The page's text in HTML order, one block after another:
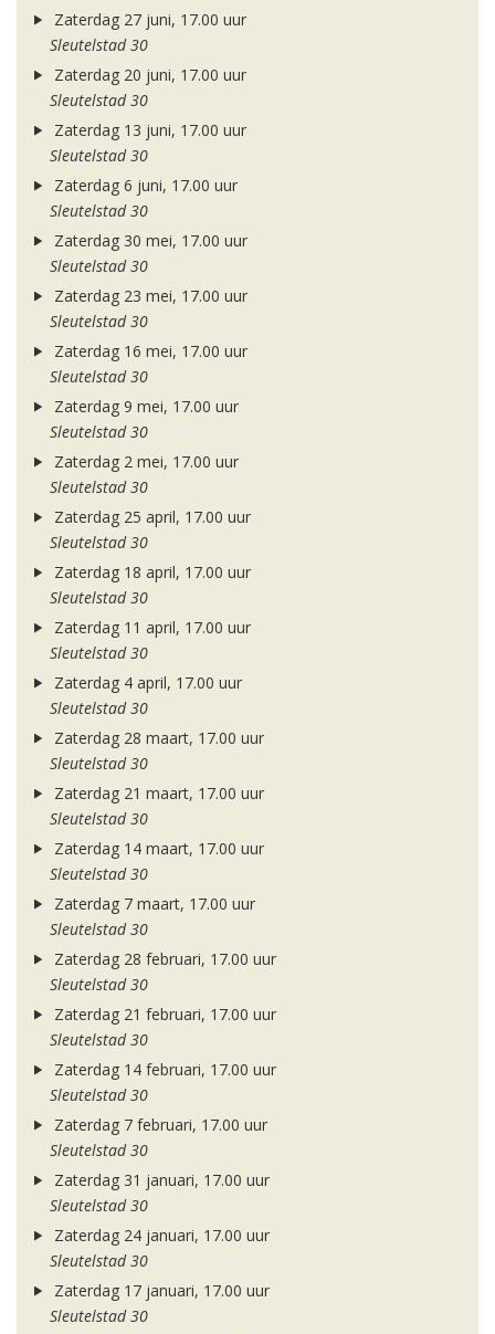
Zaterdag 27 juni, 17.00 uur
Sleutelstad 30
Zaterdag 20 juni, 17.00 uur
Sleutelstad 30
Zaterdag 13 juni, 17.00 uur
Sleutelstad 30
Zaterdag 6 juni, 17.00 uur
Sleutelstad 30
Zaterdag 30 mei, 17.00 uur
Sleutelstad 30
Zaterdag 23 mei, 17.00 uur
Sleutelstad 30
Zaterdag 16 mei, 17.00 uur
Sleutelstad 30
Zaterdag 9 mei, 17.00 uur
Sleutelstad 30
Zaterdag 2 mei, 17.00 uur
Sleutelstad 30
Zaterdag 25 april, 17.00 uur
Sleutelstad 30
Zaterdag 18 april, 17.00 uur
Sleutelstad 30
Zaterdag 11 april, 17.00 uur
Sleutelstad 30
Zaterdag 4 april, 17.00 uur
Sleutelstad 30
Zaterdag 28 maart, 17.00 uur
Sleutelstad 30
Zaterdag 21 maart, 17.00 uur
Sleutelstad 30
Zaterdag 14 maart, 17.00 uur
Sleutelstad 30
Zaterdag 7 maart, 17.00 uur
Sleutelstad 30
Zaterdag 28 februari, 17.00 uur
Sleutelstad 30
Zaterdag 21 februari, 17.00 uur
Sleutelstad 30
Zaterdag 14 februari, 17.00 uur
Sleutelstad 30
Zaterdag 7 februari, 17.00 uur
Sleutelstad 30
Zaterdag 31 januari, 17.00 uur
Sleutelstad 30
Zaterdag 24 januari, 17.00 uur
Sleutelstad 30
Zaterdag 17 januari, 17.00 uur
Sleutelstad 30